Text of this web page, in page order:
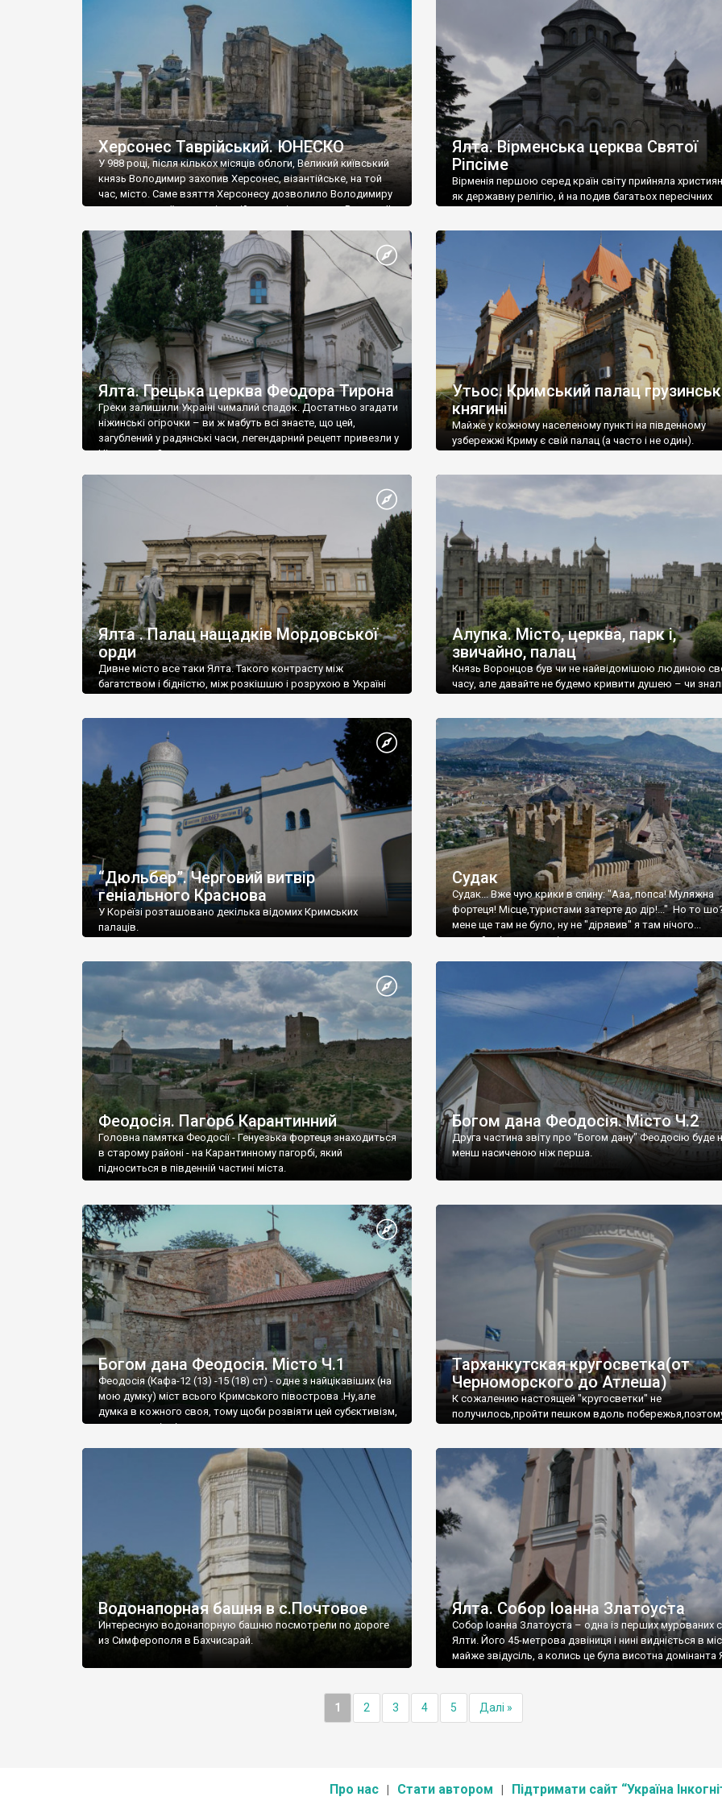
візантійської доби. Раритети викрадені з фондів об’єкту
культурної спадщини ЮНЕСКО «Херсонеса Таврійського».
Офіційно – на виставку «Золото Візантії», але експерти та
влада в Україні вважають це лише […]
називаються «повстяками» (postaki)…” “Вино. Крим
виробляє відмінне вино і його вдосталь: воно все
легке біле і дуже […]
Херсонес Таврійський. ЮНЕСКО
У 988 році, після кількох місяців облоги, Великий київський
князь Володимир захопив Херсонес, візантійське, на той
час, місто. Саме взяття Херсонесу дозволило Володимиру
диктувати свої умови візантійському імператору Василю ІІ,
Херсонесі Володимир-язичник, став Василем-
християнином. А потім було Хрещення Русі. На честь
Херсонесу Таврійського названо місто […]
Ялта. Вірменська церква Святої
Ріпсіме
Вірменія першою серед країн світу прийняла
як державну релігію, й на подив багатьох пересічних
Ялта. Грецька церква Феодора Тирона
Греки залишили Україні чималий спадок. Достатньо згадати
ніжинські огірочки – ви ж мабуть всі знаєте, що цей,
загублений у радянські часи, легендарний рецепт привезли у
Ніжин греки?
Утьос. Кримський палац
княгині
Майже у кожному населеному пункті на південному
узбережжі Криму є свій палац (а часто і не один).
Ялта . Палац нащадків Мордовської
орди
Дивне місто все таки Ялта. Такого контрасту між
багатством і бідністю, між розкішшю і розрухою в Україні
Алупка. Місто, церква, парк і,
звичайно, палац
Князь Воронцов був чи не найвідомішою людиною
часу, але давайте не будемо кривити душею – чи
“Дюльбер”. Черговий витвір
геніального Краснова
У Кореїзі розташовано декілька відомих Кримських
палаців.
Судак
Судак... Вже чую крики в спину: "Ааа, попса! Муляжна
фортеця! Місце,туристами затерте до дір!..." Но то
мене ще там не було, ну не "дірявив" я там нічого...
принаймні до цього літа.
Феодосія. Пагорб Карантинний
Головна памятка Феодосії - Генуезька фортеця знаходиться
в старому районі - на Карантинному пагорбі, який
підноситься в південній частині міста.
Богом дана Феодосія. Місто Ч.2
Друга частина звіту про "Богом дану" Феодосію буде
менш насиченою ніж перша.
Богом дана Феодосія. Місто Ч.1
Феодосія (Кафа-12 (13) -15 (18) ст) - одне з найцікавіших (на
мою думку) міст всього Кримського півострова .Ну,але
думка в кожного своя, тому щоби розвіяти цей субєктивізм,
запрошую відвідати це
Тарханкутская кругосветка(от
Черноморского до Атлеша)
К сожалению настоящей "кругосветки" не
получилось,пройти пешком вдоль
Водонапорная башня в с.Почтовое
Интересную водонапорную башню посмотрели по дороге
из Симферополя в Бахчисарай.
Ялта. Собор Іоанна Златоуста
Собор Іоанна Златоуста – одна із перших мурованих
Ялти. Його 45-метрова дзвіниця і нині видніється в
майже звідусіль, а колись це була висотна домінанта
1 2 3 4 5 Далі »
Про нас Стати автором Підтримати сайт “Україна